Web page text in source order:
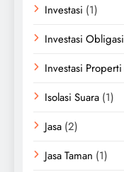
Investasi (1)
Investasi Obligasi
Investasi Properti
Isolasi Suara (1)
Jasa (2)
Jasa Taman (1)